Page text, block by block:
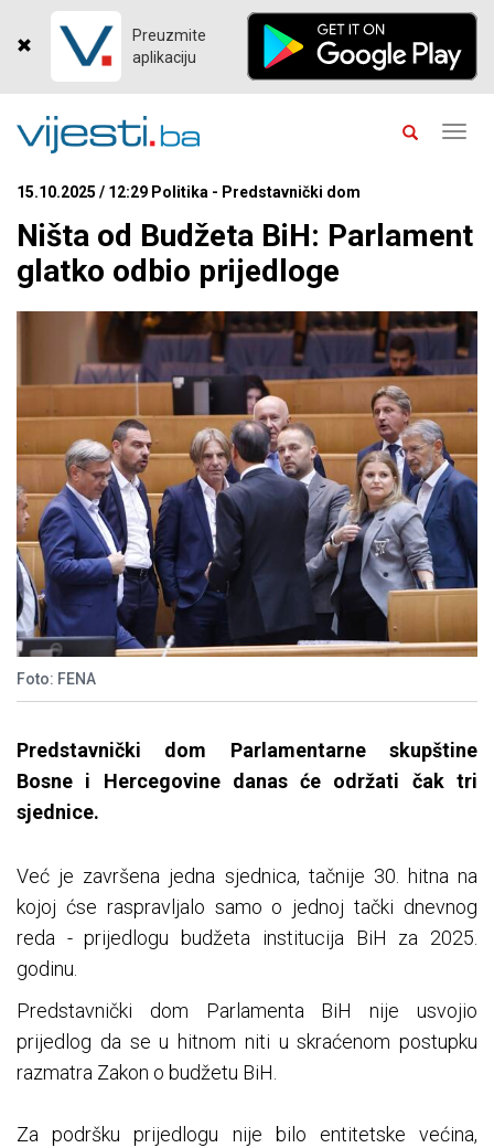
Preuzmite
aplikaciju
15.10.2025 / 12:29 Politika - Predstavnički dom
Ništa od Budžeta BiH: Parlament
glatko odbio prijedloge
Foto: FENA
Predstavnički dom Parlamentarne skupštine
Bosne i Hercegovine danas će održati čak tri
sjednice.
Već je završena jedna sjednica, tačnije 30. hitna na
kojoj ćse raspravljalo samo o jednoj tački dnevnog
reda - prijedlogu budžeta institucija BiH za 2025.
godinu.
Predstavnički dom Parlamenta BiH nije usvojio
prijedlog da se u hitnom niti u skraćenom postupku
razmatra Zakon o budžetu BiH.
Za podršku prijedlogu nije bilo entitetske većina,